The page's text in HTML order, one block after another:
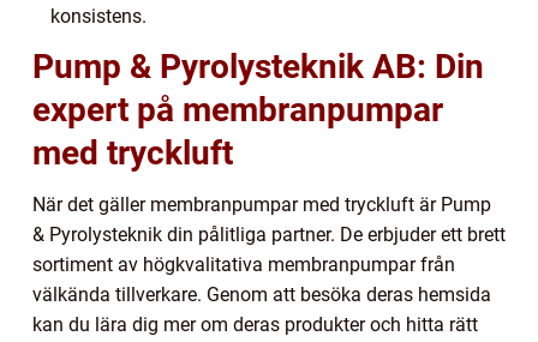
konsistens.
Pump & Pyrolysteknik AB: Din
expert på membranpumpar
med tryckluft
När det gäller membranpumpar med tryckluft är Pump
& Pyrolysteknik din pålitliga partner. De erbjuder ett brett
sortiment av högkvalitativa membranpumpar från
välkända tillverkare. Genom att besöka deras hemsida
kan du lära dig mer om deras produkter och hitta rätt